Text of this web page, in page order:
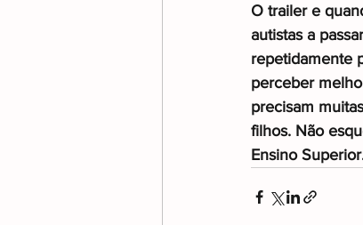
O trailer e
autistas a
repetidamente
perceber
precisam
filhos. Não
Ensino